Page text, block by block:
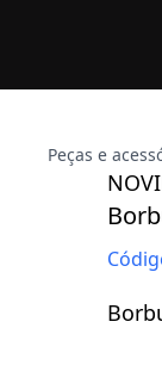
Peças e